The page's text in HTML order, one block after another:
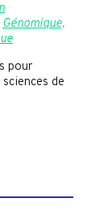
Génomique,
pour
de